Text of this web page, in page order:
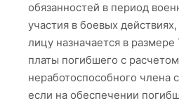
обязанностей в период
участия в боевых
лицу назначается в размере
платы погибшего с
неработоспособного члена
если на обеспечении